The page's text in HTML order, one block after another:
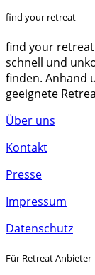
find your retreat
find your
schnell und
finden. Anhand
geeignete
Über uns
Kontakt
Presse
Impressum
Datenschutz
Für Retreat Anbieter